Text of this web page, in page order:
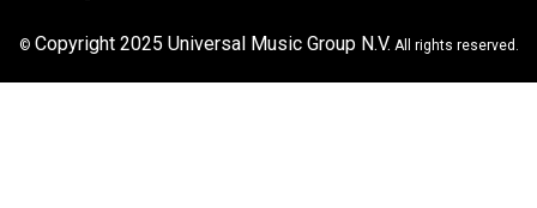
© Copyright 2025 Universal Music Group N.V. All rights reserved.